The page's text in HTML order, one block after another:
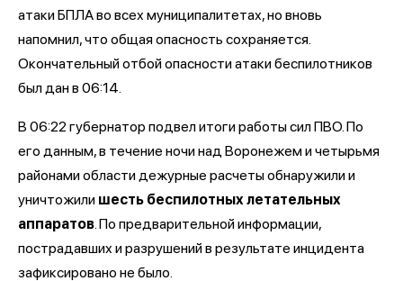
атаки БПЛА во всех муниципалитетах, но вновь
напомнил, что общая опасность сохраняется.
Окончательный отбой опасности атаки беспилотников
был дан в 06:14.
В 06:22 губернатор подвел итоги работы сил ПВО. По
его данным, в течение ночи над Воронежем и четырьмя
районами области дежурные расчеты обнаружили и
уничтожили шесть беспилотных летательных
аппаратов. По предварительной информации,
пострадавших и разрушений в результате инцидента
зафиксировано не было.